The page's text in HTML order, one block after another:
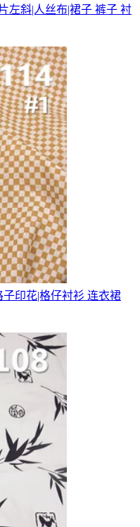
左斜|人丝布|裙子 裤子 衬
子印花|格仔衬衫 连衣裙